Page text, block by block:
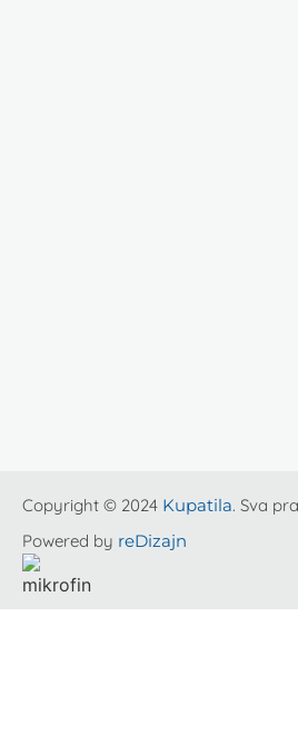
Copyright © 2024 Kupatila. Sva
Powered by reDizajn